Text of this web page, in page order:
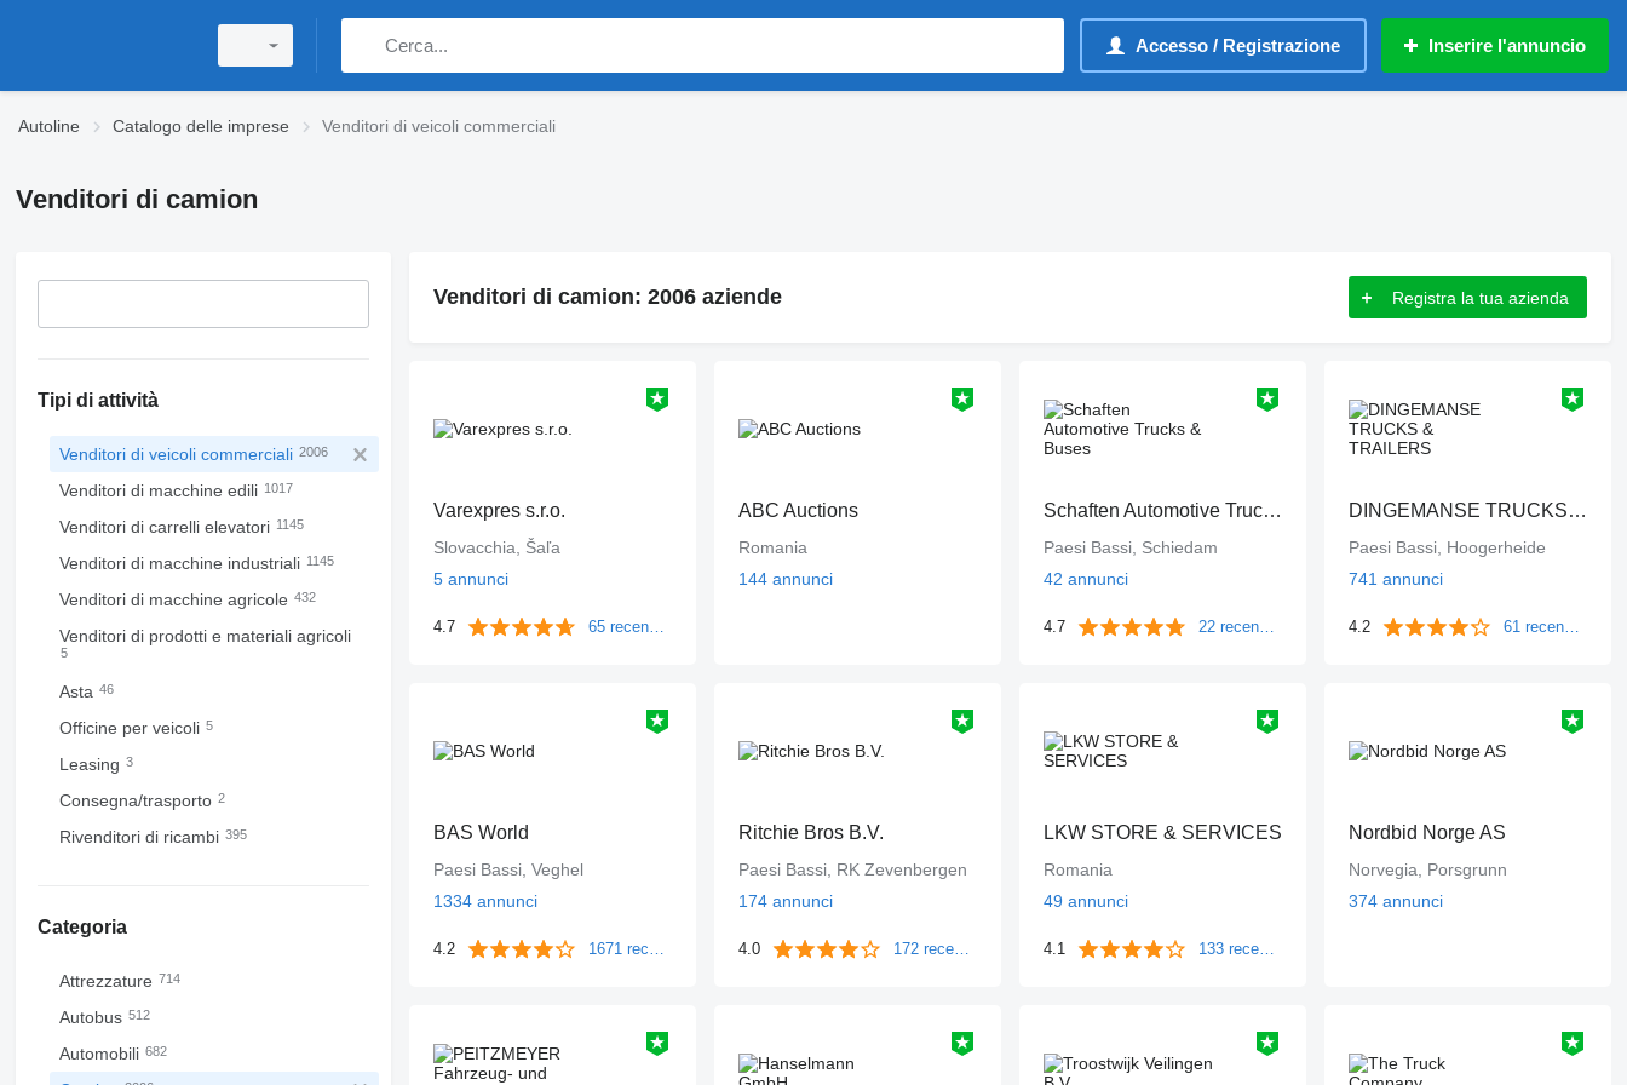
Accesso / Registrazione Inserire l'annuncio
Autoline Catalogo delle imprese Venditori di veicoli commerciali
Venditori di camion
Tipi di attività
Venditori di veicoli commerciali 2006
Venditori di macchine edili 1017
Venditori di carrelli elevatori 1145
Venditori di macchine industriali 1145
Venditori di macchine agricole 432
Venditori di prodotti e materiali agricoli
5
Asta 46
Officine per veicoli 5
Leasing 3
Consegna/trasporto 2
Rivenditori di ricambi 395
Categoria
Attrezzature 714
Autobus 512
Automobili 682
Venditori di camion: 2006 aziende Registra la tua azienda
Varexpres s.r.o.
Slovacchia, Šaľa
5 annunci
4.7 65 recensioni
ABC Auctions
Romania
144 annunci
Schaften Automotive Trucks & Buses
Paesi Bassi, Schiedam
42 annunci
4.7 22 recensioni
DINGEMANSE TRUCKS & TRAILERS
Paesi Bassi, Hoogerheide
741 annunci
4.2 61 recensioni
BAS World
Paesi Bassi, Veghel
1334 annunci
4.2 1671 recensioni
Ritchie Bros B.V.
Paesi Bassi, RK Zevenbergen
174 annunci
4.0 172 recensioni
LKW STORE & SERVICES
Romania
49 annunci
4.1 133 recensioni
Nordbid Norge AS
Norvegia, Porsgrunn
374 annunci